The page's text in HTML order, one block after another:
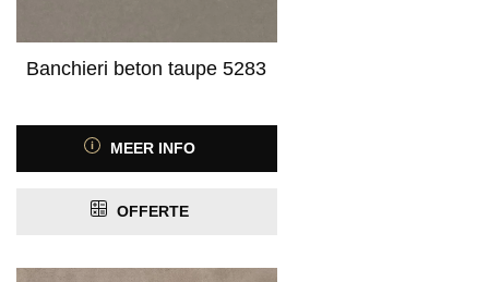
Banchieri beton taupe 5283
MEER INFO
OFFERTE